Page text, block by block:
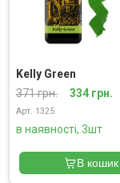
Kelly Green
371 грн.
334 грн.
Арт. 1325
в наявності, 3шт
В кошик